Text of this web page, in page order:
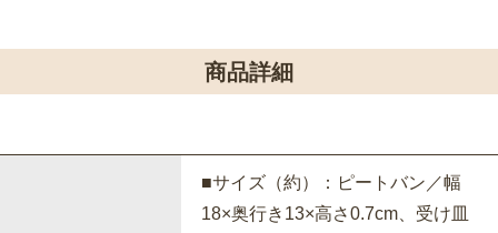
商品詳細
■サイズ（約）：ピートバン／幅
18×奥行き13×高さ0.7cm、受け皿